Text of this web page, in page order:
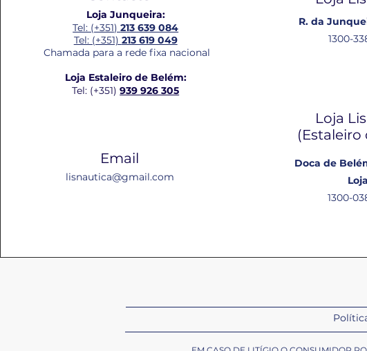
Loja Junqueira:
Tel: (+351)213 639 084
Tel: (+351) 213 619 049
Chamada para a rede fixa nacional
Loja Estaleiro de Belém:
Tel: (+351)939 926 305
Email
lisnautica@gmail.com
R. da
1300-
Loja
(Estaleiro
Doca de
1300-